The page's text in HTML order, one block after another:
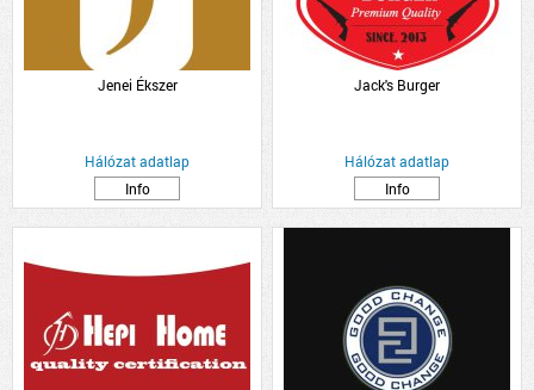
Jenei Ékszer
Hálózat adatlap
Info
Jack's Burger
Hálózat adatlap
Info